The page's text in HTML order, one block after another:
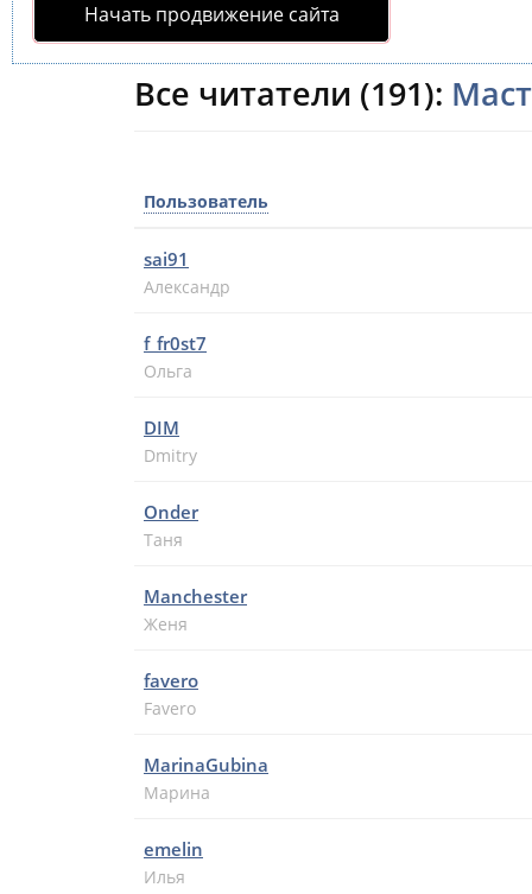
Начать продвижение сайта
Все читатели (191):
Пользователь
sai91
Александр
f_fr0st7
Ольга
DIM
Dmitry
Onder
Таня
Manchester
Женя
favero
Favero
MarinaGubina
Марина
emelin
Илья